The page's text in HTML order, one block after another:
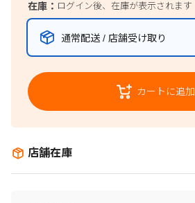
在庫： ログイン後、在庫が表示されます
通常配送 / 店舗受け取り
カートに追加
店舗在庫